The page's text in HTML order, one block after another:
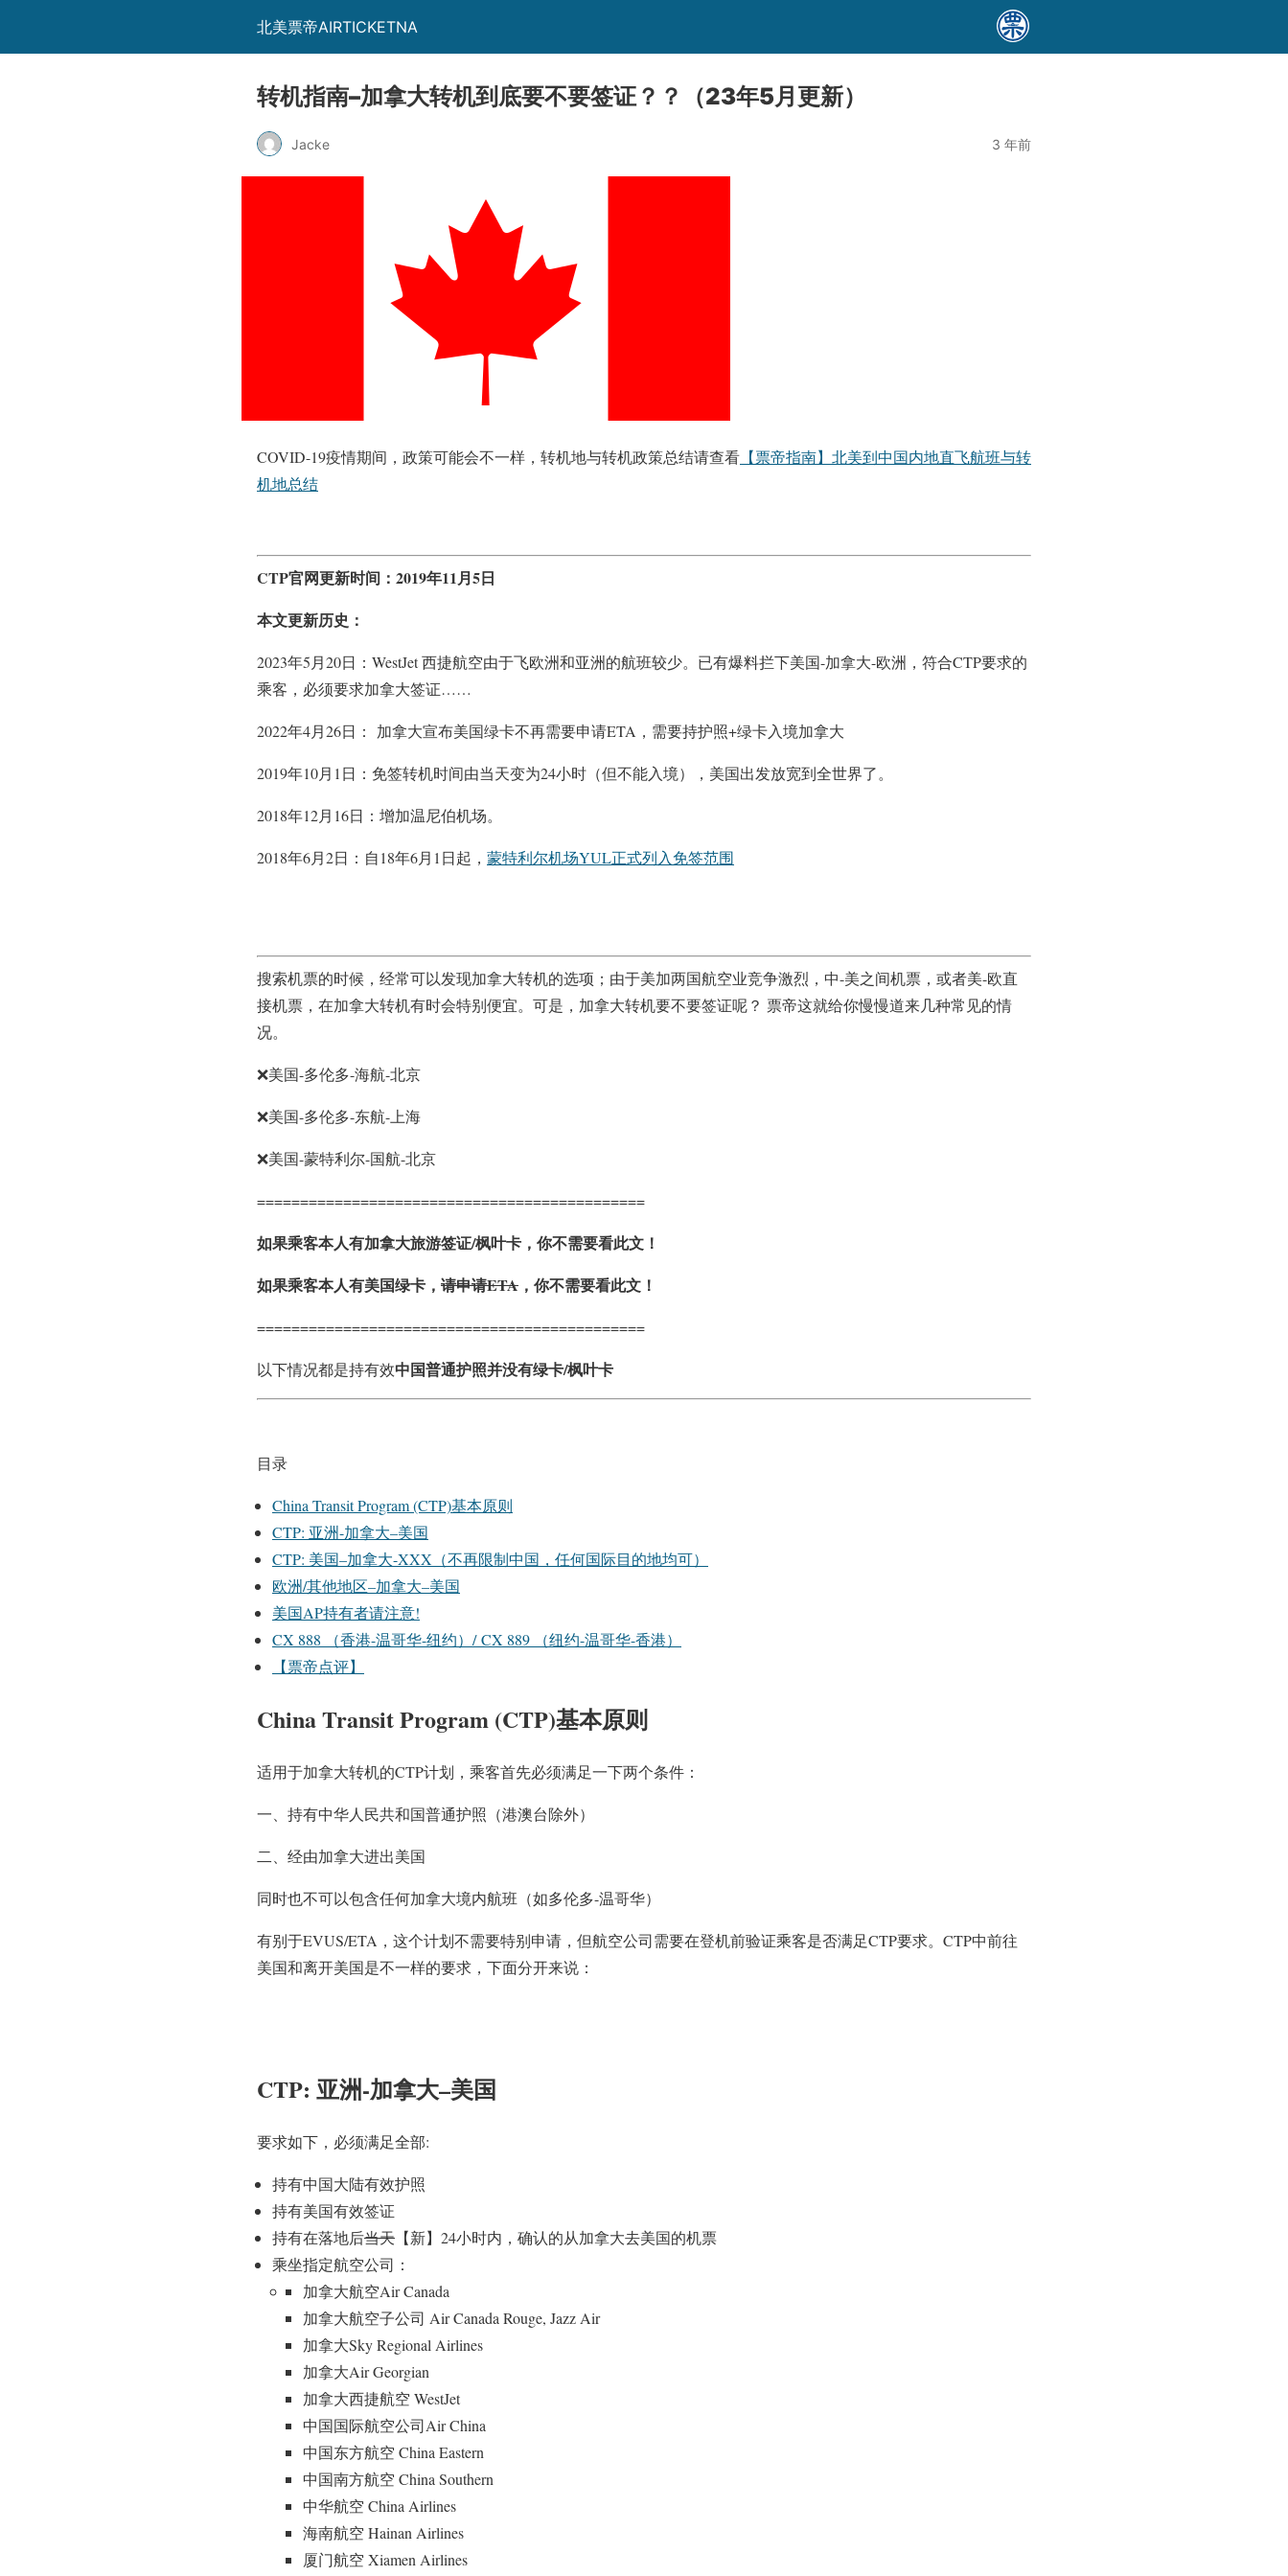
北美票帝AIRTICKETNA
转机指南–加拿大转机到底要不要签证？？（23年5月更新）
Jacke 3 年前
COVID-19疫情期间，政策可能会不一样，转机地与转机政策总结请查看 【票帝指南】北美到中国内地直飞航班与转
机地总结
CTP官网更新时间：2019年11月5日
本文更新历史：
2023年5月20日：WestJet 西捷航空由于飞欧洲和亚洲的航班较少。已有爆料拦下美国-加拿大-欧洲，符合CTP要求的
乘客，必须要求加拿大签证……
2022年4月26日： 加拿大宣布美国绿卡不再需要申请ETA，需要持护照+绿卡入境加拿大
2019年10月1日：免签转机时间由当天变为24小时（但不能入境），美国出发放宽到全世界了。
2018年12月16日：增加温尼伯机场。
2018年6月2日：自18年6月1日起， 蒙特利尔机场YUL正式列入免签范围
搜索机票的时候，经常可以发现加拿大转机的选项；由于美加两国航空业竞争激烈，中-美之间机票，或者美-欧直
接机票，在加拿大转机有时会特别便宜。可是，加拿大转机要不要签证呢？ 票帝这就给你慢慢道来几种常见的情
况。
❌美国-多伦多-海航-北京
❌美国-多伦多-东航-上海
❌美国-蒙特利尔-国航-北京
=============================================
如果乘客本人有加拿大旅游签证/枫叶卡，你不需要看此文！
如果乘客本人有美国绿卡， 请申请ETA ，你不需要看此文！
=============================================
以下情况都是持有效中国普通护照并没有绿卡/枫叶卡
目录
China Transit Program (CTP)基本原则
CTP: 亚洲-加拿大–美国
CTP: 美国–加拿大-XXX（不再限制中国，任何国际目的地均可）
欧洲/其他地区–加拿大–美国
美国AP持有者请注意!
CX 888 （香港-温哥华-纽约）/ CX 889 （纽约-温哥华-香港）
【票帝点评】
China Transit Program (CTP)基本原则
适用于加拿大转机的CTP计划，乘客首先必须满足一下两个条件：
一、持有中华人民共和国普通护照（港澳台除外）
二、经由加拿大进出美国
同时也不可以包含任何加拿大境内航班 （如多伦多-温哥华）
有别于EVUS/ETA， 这个计划不需要特别申请 ，但航空公司需要在登机前验证乘客是否满足CTP要求。CTP中前往
美国和离开美国是不一样的要求，下面分开来说：
CTP: 亚洲-加拿大–美国
要求如下，必须满足全部:
持有中国大陆有效护照
持有美国有效签证
持有在落地后当天 【新】24小时内 ，确认的从加拿大去美国的机票
乘坐指定航空公司：
加拿大航空Air Canada
加拿大航空子公司 Air Canada Rouge, Jazz Air
加拿大Sky Regional Airlines
加拿大Air Georgian
加拿大西捷航空 WestJet
中国国际航空公司Air China
中国东方航空 China Eastern
中国南方航空 China Southern
中华航空 China Airlines
海南航空 Hainan Airlines
厦门航空 Xiamen Airlines